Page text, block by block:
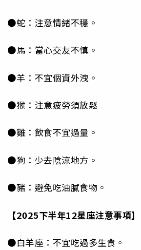
●蛇：注意情緒不穩。
●馬：當心交友不慎。
●羊：不宜個資外洩。
●猴：注意疲勞須放鬆
●雞：飲食不宜過量。
●狗：少去陰涼地方。
●豬：避免吃油膩食物。
【2025下半年12星座注意事項】
●白羊座：不宜吃過多生食。